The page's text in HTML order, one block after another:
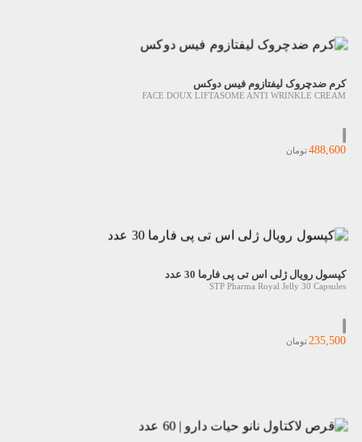
کرم ضدچروک لیفتازوم فیس دوکس
FACE DOUX LIFTASOME ANTI WRINKLE CREAM
488,600تومان
کپسول رویال ژلی اس تی پی فارما 30 عدد
STP Pharma Royal Jelly 30 Capsules
235,500تومان